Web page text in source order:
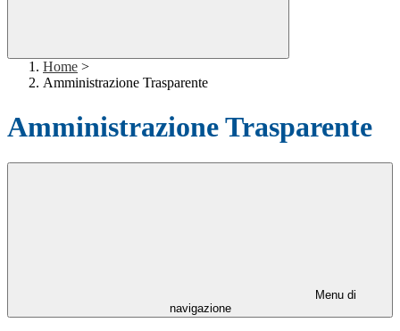
Home >
Amministrazione Trasparente
Amministrazione Trasparente
Menu di
navigazione